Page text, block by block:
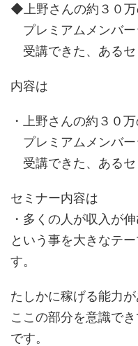
◆上野さんの約３０
プレミアムメンバ
受講できた、あるセ
内容は
・上野さんの約３０
プレミアムメンバ
受講できた、あるセ
セミナー内容は
・多くの人が収入が
という事を大きなテ
す。
たしかに稼げる能力が
ここの部分を意識で
です。